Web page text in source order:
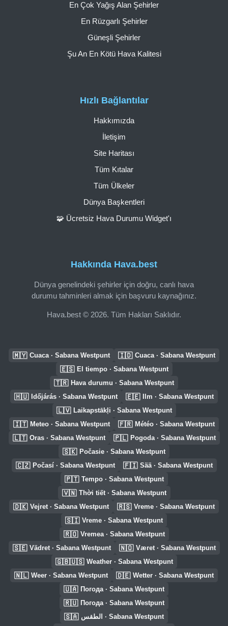
Hakkında Hava.best
Dünya genelindeki şehirler için doğru, canlı hava
durumu tahminleri almak için başvuru kaynağınız.
Hava.best © 2026. Tüm Hakları Saklıdır.
Hızlı Bağlantılar
Hakkımızda
İletişim
Site Haritası
Tüm Kıtalar
Tüm Ülkeler
Dünya Başkentleri
🧩 Ücretsiz Hava Durumu Widget'ı
En Çok Yağış Alan Şehirler
En Rüzgarlı Şehirler
Güneşli Şehirler
Şu An En Kötü Hava Kalitesi
🇲🇾 Cuaca · Sabana Westpunt 🇮🇩 Cuaca · Sabana Westpunt
🇪🇸 El tiempo · Sabana Westpunt
🇹🇷 Hava durumu · Sabana Westpunt
🇭🇺 Időjárás · Sabana Westpunt 🇪🇪 Ilm · Sabana Westpunt
🇱🇻 Laikapstākļi · Sabana Westpunt
🇮🇹 Meteo · Sabana Westpunt 🇫🇷 Météo · Sabana Westpunt
🇱🇹 Oras · Sabana Westpunt 🇵🇱 Pogoda · Sabana Westpunt
🇸🇰 Počasie · Sabana Westpunt
🇨🇿 Počasí · Sabana Westpunt 🇫🇮 Sää · Sabana Westpunt
🇵🇹 Tempo · Sabana Westpunt
🇻🇳 Thời tiết · Sabana Westpunt
🇩🇰 Vejret · Sabana Westpunt 🇷🇸 Vreme · Sabana Westpunt
🇸🇮 Vreme · Sabana Westpunt
🇷🇴 Vremea · Sabana Westpunt
🇸🇪 Vädret · Sabana Westpunt 🇳🇴 Været · Sabana Westpunt
🇬🇧🇺🇸 Weather · Sabana Westpunt
🇳🇱 Weer · Sabana Westpunt 🇩🇪 Wetter · Sabana Westpunt
🇺🇦 Погода · Sabana Westpunt
🇷🇺 Погода · Sabana Westpunt
🇸🇦 الطقس · Sabana Westpunt